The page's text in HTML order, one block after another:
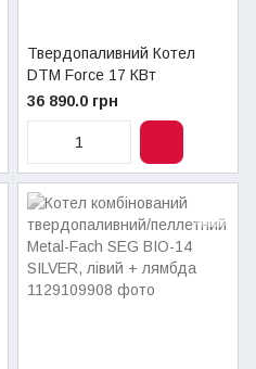
Твердопаливний Котел
DTM Force 17 КВт
36 890.0 грн